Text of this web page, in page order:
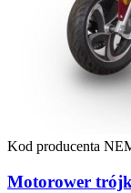
Kod producenta
Motorower